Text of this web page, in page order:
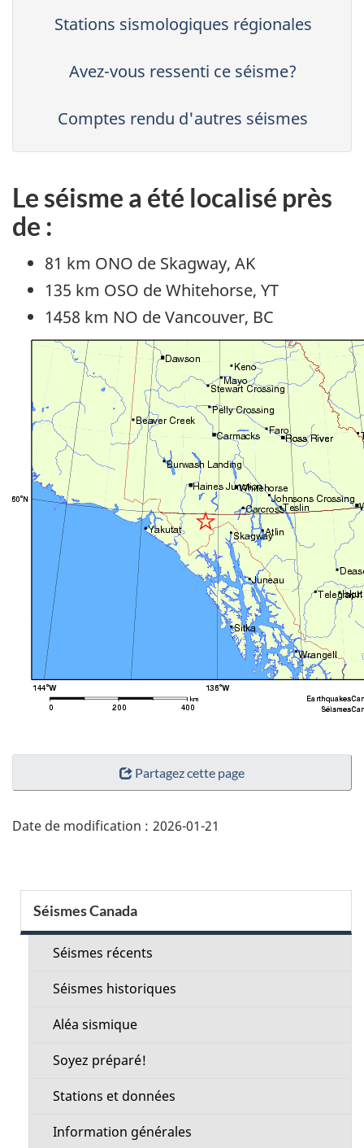
Stations sismologiques régionales
Avez-vous ressenti ce séisme?
Comptes rendu d'autres séismes
Le séisme a été localisé près
de :
81 km ONO de Skagway, AK
135 km OSO de Whitehorse, YT
1458 km NO de Vancouver, BC
"Détails
page"
Partagez cette page
Date de modification : 2026-01-21
Menu
de
Séismes Canada
Séismes récents
Séismes historiques
Aléa sismique
Soyez préparé!
Stations et données
Information générales